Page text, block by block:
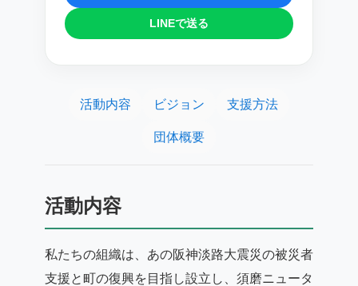
LINEで送る
活動内容 ビジョン 支援方法
団体概要
活動内容
私たちの組織は、あの阪神淡路大震災の被災者
支援と町の復興を目指し設立し、須磨ニュータ